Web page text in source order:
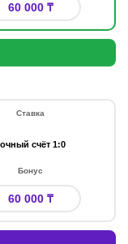
60 000 ₸
Ставка
счёт 1:0
Бонус
60 000 ₸